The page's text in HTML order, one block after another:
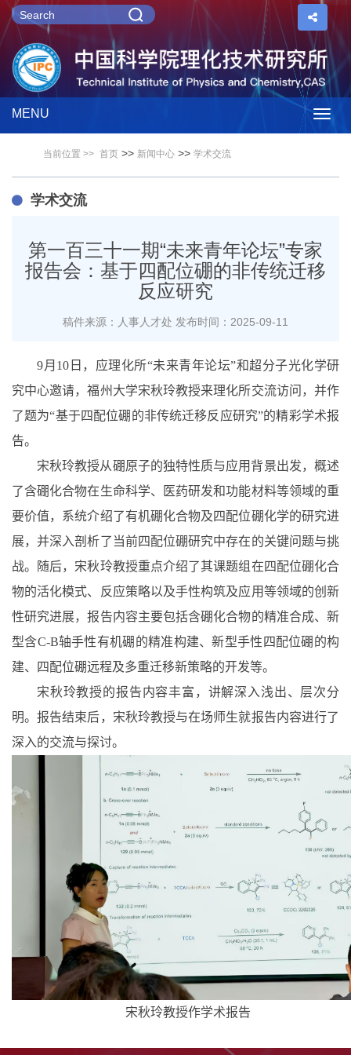
MENU
当前位置 >> 首页 >> 新闻中心 >> 学术交流
学术交流
第一百三十一期“未来青年论坛”专家
报告会：基于四配位硼的非传统迁移
反应研究
稿件来源：人事人才处 发布时间：2025-09-11
9月 10 日，应理化所“未来青年论坛”和超分子光化学研
究中心邀请，福州大学宋秋玲教授来理化所交流访问，并作
了题为“基于四配位硼的非传统迁移反应研究”的精彩学术报
告。
宋秋玲教授从硼原子的独特性质与应用背景出发，概述
了含硼化合物在生命科学、医药研发和功能材料等领域的重
要价值，系统介绍了有机硼化合物及四配位硼化学的研究进
展，并深入剖析了当前四配位硼研究中存在的关键问题与挑
战。随后，宋秋玲教授重点介绍了其课题组在四配位硼化合
物的活化模式、反应策略以及手性构筑及应用等领域的创新
性研究进展，报告内容主要包括含硼化合物的精准合成、新
型含C-B轴手性有机硼的精准构建、新型手性四配位硼的构
建、四配位硼远程及多重迁移新策略的开发等。
宋秋玲教授的报告内容丰富，讲解深入浅出、层次分
明。报告结束后，宋秋玲教授与在场师生就报告内容进行了
深入的交流与探讨。
宋秋玲教授作学术报告